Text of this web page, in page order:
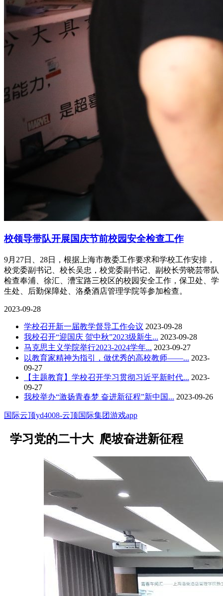
校领导带队开展国庆节前校园安全检查工作
9月27日、28日，根据上海市教委工作要求和学校工作安排，
校党委副书记、校长吴忠，校党委副书记、副校长劳晓芸带队
检查奉浦、徐汇、漕宝路三校区的校园安全工作，保卫处、学
生处、后勤保障处、洛桑酒店管理学院等参加检查。
2023-09-28
学校召开新一届教学督导工作会议 2023-09-28
我校召开“迎国庆 贺中秋”2023级新生... 2023-09-28
马克思主义学院举行2023-2024学年... 2023-09-27
以教育家精神为指引，做优秀的高校教师——... 2023-
09-27
【主题教育】学校召开学习贯彻习近平新时代... 2023-
09-27
我校举办“激扬青春梦 奋进新征程”新中国... 2023-09-26
国际云顶yd4008-云顶国际集团游戏app
学习党的二十大 爬坡奋进新征程